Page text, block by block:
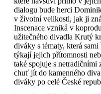
dialogu bude herci
v životní velikosti, jak ji
Inscenace vzniká v
užitečného divadla Krutý
diváky s tématy, která
týkají jejich přítomnosti
také spojuje s netradičními
chuť jít do kamenného
diváky po celé České